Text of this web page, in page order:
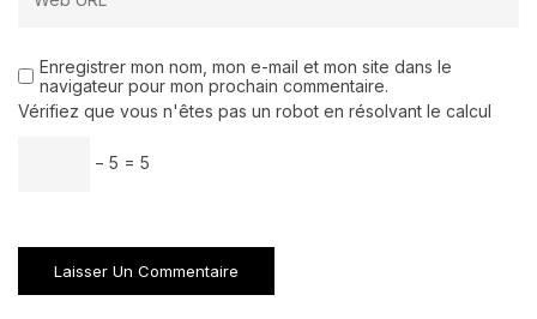
Enregistrer mon nom, mon e-mail et mon site dans le
navigateur pour mon prochain commentaire.
Vérifiez que vous n'êtes pas un robot en résolvant le calcul
− 5 = 5